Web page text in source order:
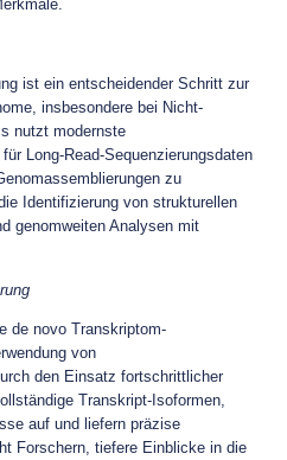
ist ein entscheidender Schritt zur
insbesondere bei Nicht-
nutzt modernste
Long-Read-Sequenzierungsdaten
zu
Identifizierung von strukturellen
genomweiten Analysen mit
de novo Transkriptom-
von
den Einsatz fortschrittlicher
Transkript-Isoformen,
auf und liefern präzise
Forschern, tiefere Einblicke in die